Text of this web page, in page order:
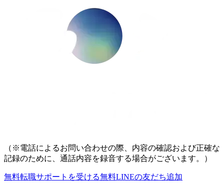
（※電話によるお問い合わせの際、内容の確認および正確な
記録のために、通話内容を録音する場合がございます。）
無料転職サポートを受ける無料LINEの友だち追加